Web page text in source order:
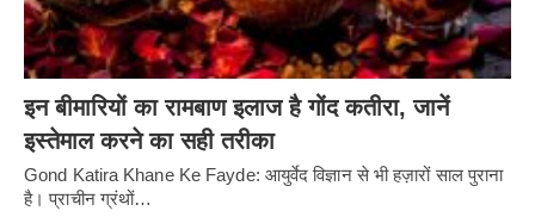
इन बीमारियों का रामबाण इलाज है गोंद कतीरा, जानें
इस्तेमाल करने का सही तरीका
Gond Katira Khane Ke Fayde: आयुर्वेद विज्ञान से भी हज़ारों साल पुराना
है। प्राचीन ग्रंथों…